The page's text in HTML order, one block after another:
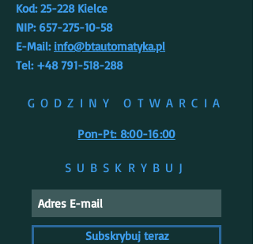
Kod: 25-228 Kielce
NIP: 657-275-10-58
E-Mail: info@btautomatyka.pl
Tel: +48 791-518-288
GODZINY OTWARCIA
Pon-Pt: 8:00-16:00
SUBSKRYBUJ
Subskrybuj teraz